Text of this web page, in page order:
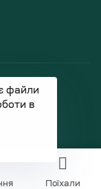
Поїхали
файли
в